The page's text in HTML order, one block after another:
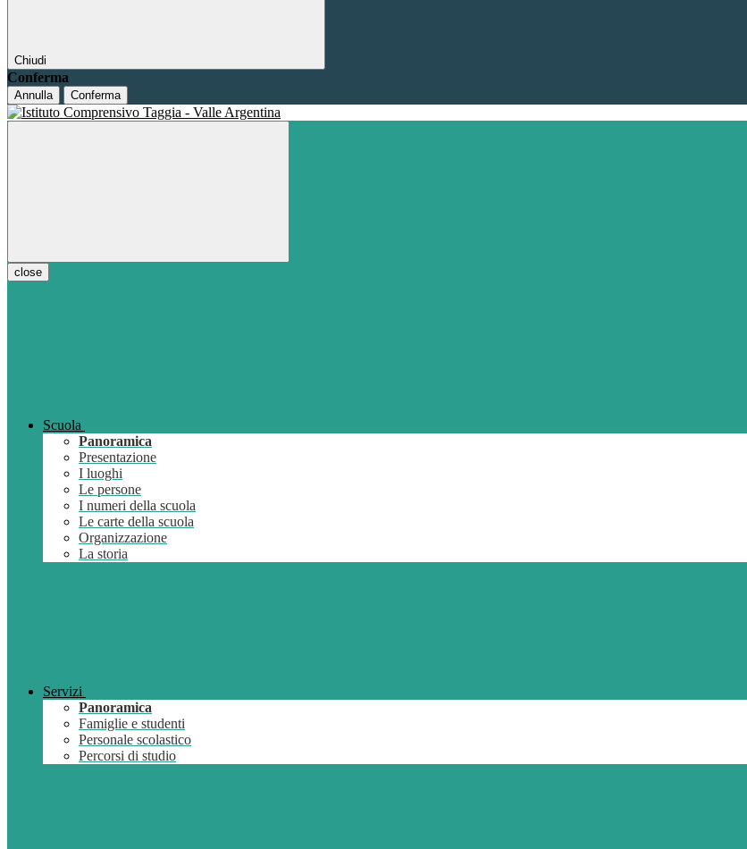
Chiudi
Conferma
Annulla Conferma
close
Scuola
Panoramica
Presentazione
I luoghi
Le persone
I numeri della scuola
Le carte della scuola
Organizzazione
La storia
Servizi
Panoramica
Famiglie e studenti
Personale scolastico
Percorsi di studio